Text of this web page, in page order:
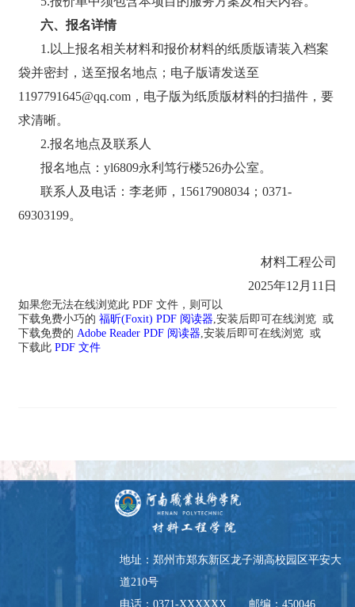
六、报名详情
1.以上报名相关材料和报价材料的纸质版请装入档案
袋并密封，送至报名地点；电子版请发送至
1197791645@qq.com，电子版为纸质版材料的扫描件，要
求清晰。
2.报名地点及联系人
报名地点：yl6809永利 笃行楼526办公室。
联系人及电话： 李老师， 15617908034；0371-
69303199。
材料工程公司
2025年12 月 11 日
如果您无法在线浏览此 PDF 文件，则可以
下载免费小巧的 福昕(Foxit) PDF 阅读器,安装后即可在线浏览 或
下载免费的 Adobe Reader PDF 阅读器,安装后即可在线浏览 或
下载此 PDF 文件
地址：郑州市郑东新区龙子湖高校园区平安大
道210号
电话：0371-XXXXXX 邮编：450046